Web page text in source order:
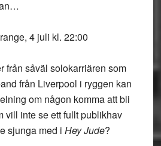
4 juli kl. 22:00
från såväl solokarriären som
från Liverpool i ryggen kan
om någon komma att bli
vill inte se ett fullt publikhav
sjunga med i Hey Jude?